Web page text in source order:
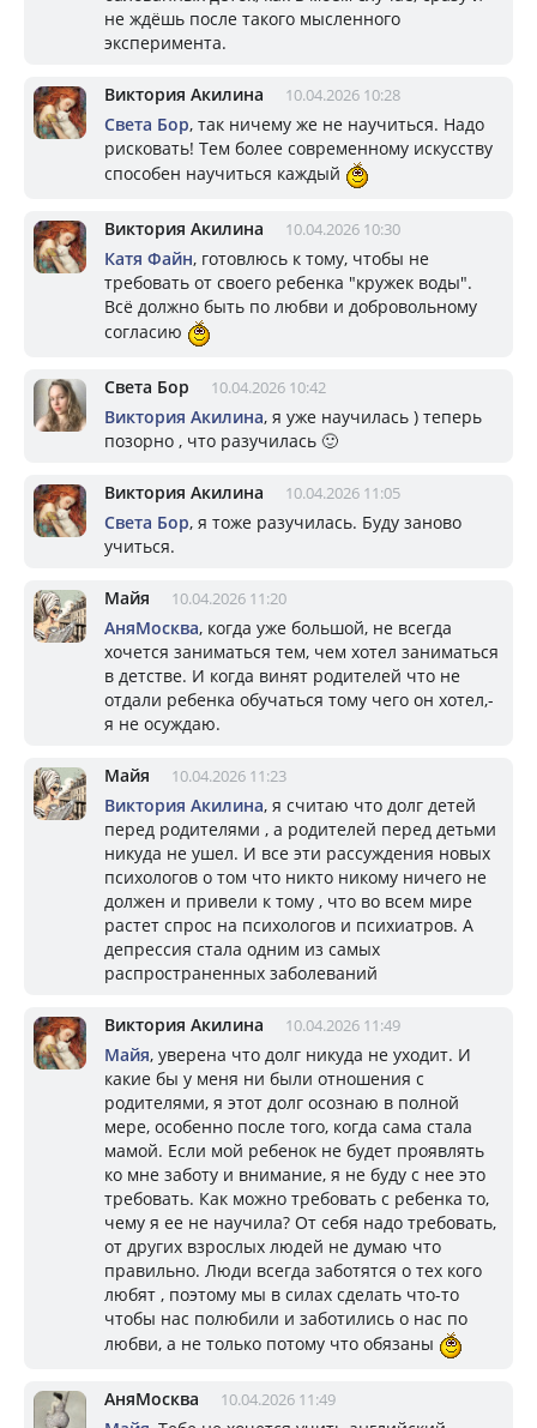
не ждёшь после такого мысленного
эксперимента.
Виктория Акилина 10.04.2026 10:28
Света Бор, так ничему же не научиться. Надо
рисковать! Тем более современному искусству
способен научиться каждый
Виктория Акилина 10.04.2026 10:30
Катя Файн, готовлюсь к тому, чтобы не
требовать от своего ребенка "кружек воды".
Всё должно быть по любви и добровольному
согласию
Света Бор 10.04.2026 10:42
Виктория Акилина, я уже научилась ) теперь
позорно , что разучилась 🙂
Виктория Акилина 10.04.2026 11:05
Света Бор, я тоже разучилась. Буду заново
учиться.
Майя 10.04.2026 11:20
АняМосква, когда уже большой, не всегда
хочется заниматься тем, чем хотел заниматься
в детстве. И когда винят родителей что не
отдали ребенка обучаться тому чего он хотел,-
я не осуждаю.
Майя 10.04.2026 11:23
Виктория Акилина, я считаю что долг детей
перед родителями , а родителей перед детьми
никуда не ушел. И все эти рассуждения новых
психологов о том что никто никому ничего не
должен и привели к тому , что во всем мире
растет спрос на психологов и психиатров. А
депрессия стала одним из самых
распространенных заболеваний
Виктория Акилина 10.04.2026 11:49
Майя, уверена что долг никуда не уходит. И
какие бы у меня ни были отношения с
родителями, я этот долг осознаю в полной
мере, особенно после того, когда сама стала
мамой. Если мой ребенок не будет проявлять
ко мне заботу и внимание, я не буду с нее это
требовать. Как можно требовать с ребенка то,
чему я ее не научила? От себя надо требовать,
от других взрослых людей не думаю что
правильно. Люди всегда заботятся о тех кого
любят , поэтому мы в силах сделать что-то
чтобы нас полюбили и заботились о нас по
любви, а не только потому что обязаны
АняМосква 10.04.2026 11:49